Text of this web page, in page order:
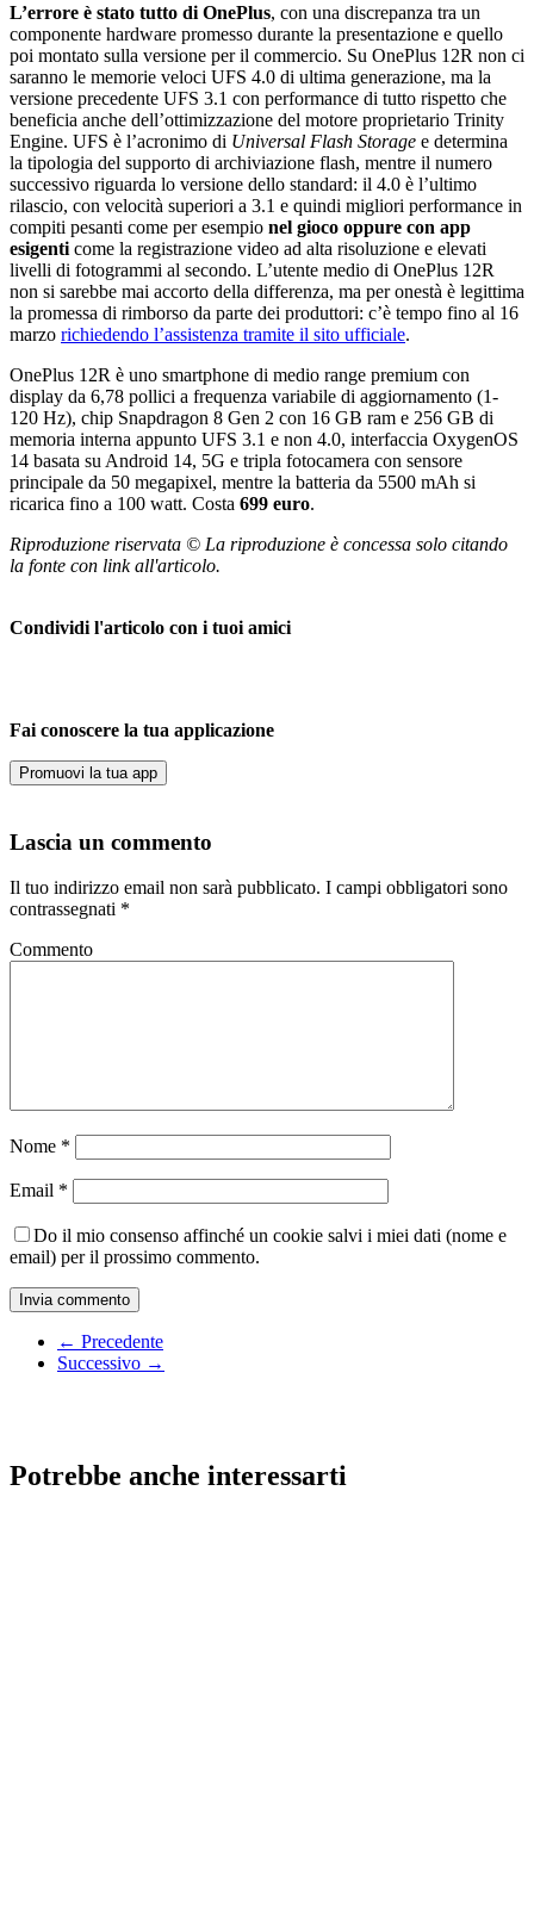
L’errore è stato tutto di OnePlus, con una discrepanza tra un
componente hardware promesso durante la presentazione e quello
poi montato sulla versione per il commercio. Su OnePlus 12R non ci
saranno le memorie veloci UFS 4.0 di ultima generazione, ma la
versione precedente UFS 3.1 con performance di tutto rispetto che
beneficia anche dell’ottimizzazione del motore proprietario Trinity
Engine. UFS è l’acronimo di Universal Flash Storage e determina
la tipologia del supporto di archiviazione flash, mentre il numero
successivo riguarda lo versione dello standard: il 4.0 è l’ultimo
rilascio, con velocità superiori a 3.1 e quindi migliori performance in
compiti pesanti come per esempio nel gioco oppure con app
esigenti come la registrazione video ad alta risoluzione e elevati
livelli di fotogrammi al secondo. L’utente medio di OnePlus 12R
non si sarebbe mai accorto della differenza, ma per onestà è legittima
la promessa di rimborso da parte dei produttori: c’è tempo fino al 16
marzo richiedendo l’assistenza tramite il sito ufficiale.
OnePlus 12R è uno smartphone di medio range premium con
display da 6,78 pollici a frequenza variabile di aggiornamento (1-
120 Hz), chip Snapdragon 8 Gen 2 con 16 GB ram e 256 GB di
memoria interna appunto UFS 3.1 e non 4.0, interfaccia OxygenOS
14 basata su Android 14, 5G e tripla fotocamera con sensore
principale da 50 megapixel, mentre la batteria da 5500 mAh si
ricarica fino a 100 watt. Costa 699 euro.
Riproduzione riservata © La riproduzione è concessa solo citando
la fonte con link all'articolo.
Condividi l'articolo con i tuoi amici
Fai conoscere la tua applicazione
Promuovi la tua app
Lascia un commento
Il tuo indirizzo email non sarà pubblicato. I campi obbligatori sono
contrassegnati *
Commento
Nome *
Email *
Do il mio consenso affinché un cookie salvi i miei dati (nome e
email) per il prossimo commento.
← Precedente
Successivo →
Potrebbe anche interessarti